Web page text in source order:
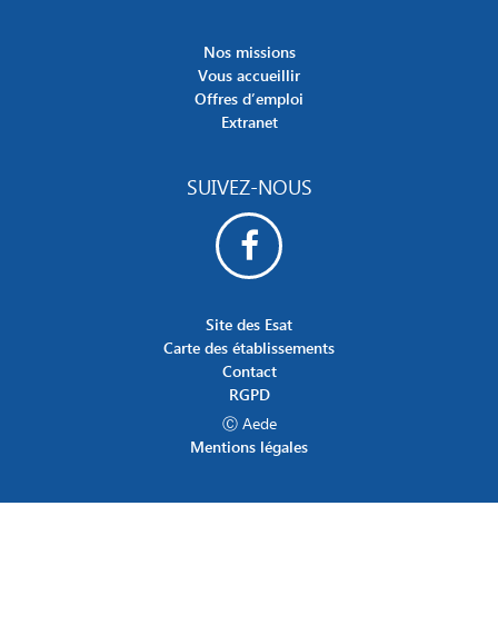
Nos missions
Vous accueillir
Offres d’emploi
Extranet
SUIVEZ-NOUS
Site des Esat
Carte des établissements
Contact
RGPD
Ⓒ Aede
Mentions légales